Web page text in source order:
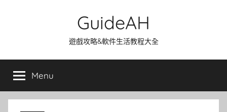
GuideAH
遊戲攻略&軟件生活教程大全
Menu